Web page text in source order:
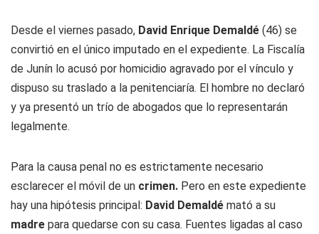
Desde el viernes pasado, David Enrique Demaldé (46) se
convirtió en el único imputado en el expediente. La Fiscalía
de Junín lo acusó por homicidio agravado por el vínculo y
dispuso su traslado a la penitenciaría. El hombre no declaró
y ya presentó un trío de abogados que lo representarán
legalmente.
Para la causa penal no es estrictamente necesario
esclarecer el móvil de un crimen. Pero en este expediente
hay una hipótesis principal: David Demaldé mató a su
madre para quedarse con su casa. Fuentes ligadas al caso